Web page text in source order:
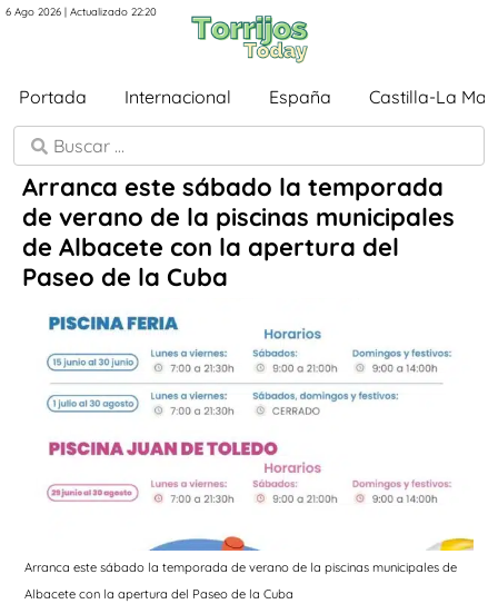
6 Ago 2026 | Actualizado 22:20
Portada Internacional España Castilla-La
Arranca este sábado la temporada
de verano de la piscinas municipales
de Albacete con la apertura del
Paseo de la Cuba
Arranca este sábado la temporada de verano de la piscinas municipales de
Albacete con la apertura del Paseo de la Cuba